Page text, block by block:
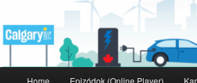
Home Epizódok (Online Player)